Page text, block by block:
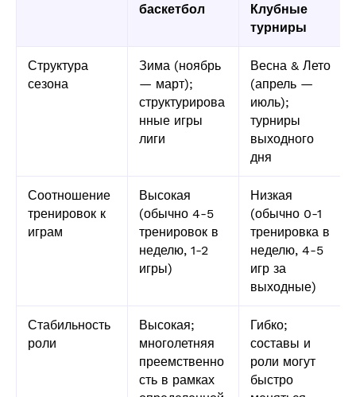
баскетбол
Клубные
турниры
Структура
сезона
Зима (ноябрь
— март);
структурирова
нные игры
лиги
Весна & Лето
(апрель —
июль);
турниры
выходного
дня
Соотношение
тренировок к
играм
Высокая
(обычно 4-5
тренировок в
неделю, 1-2
игры)
Низкая
(обычно 0-1
тренировка в
неделю, 4-5
игр за
выходные)
Стабильность
роли
Высокая;
многолетняя
преемственно
сть в рамках
Гибко;
составы и
роли могут
быстро